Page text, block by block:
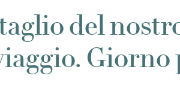
del
Giorno